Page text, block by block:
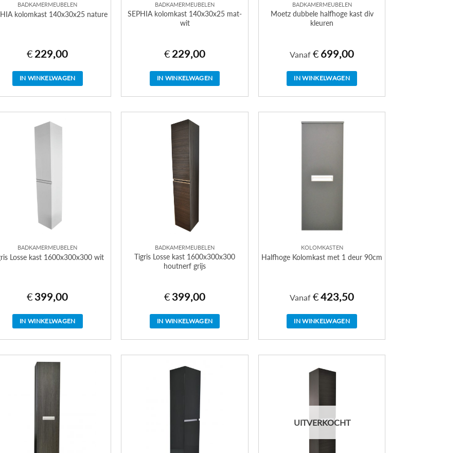
BADKAMERMEUBELEN
kolomkast 140x30x25 nature
€ 229,00
IN WINKELWAGEN
BADKAMERMEUBELEN
SEPHIA kolomkast 140x30x25 mat-
wit
€ 229,00
IN WINKELWAGEN
BADKAMERMEUBELEN
Moetz dubbele halfhoge kast div
kleuren
Vanaf€ 699,00
IN WINKELWAGEN
heeft
meerdere
kan
productpagina
BADKAMERMEUBELEN
Losse kast 1600x300x300 wit
€ 399,00
IN WINKELWAGEN
BADKAMERMEUBELEN
Tigris Losse kast 1600x300x300
houtnerf grijs
€ 399,00
IN WINKELWAGEN
KOLOMKASTEN
Halfhoge Kolomkast met 1 deur 90cm
Vanaf€423,50
IN WINKELWAGEN
heeft
meerdere
optie
kan
worden
UITVERKOCHT